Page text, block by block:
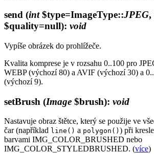
send (int$type=ImageType::JPEG,
$quality=null): void
Vypíše obrázek do prohlížeče.
Kvalita komprese je v rozsahu 0..100 pro
WEBP (výchozí 80) a AVIF (výchozí 30) a
(výchozí 9).
setBrush (Image $brush): void
Nastavuje obraz štětce, který se použije ve
čar (například line() a polygon() ) při
barvami IMG_COLOR_BRUSHED nebo
IMG_COLOR_STYLEDBRUSHED. (více)